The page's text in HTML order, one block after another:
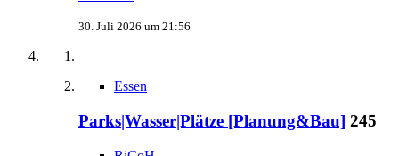
30. Juli 2026 um 21:56
Essen
Parks|Wasser|Plätze [Planung&Bau] 245